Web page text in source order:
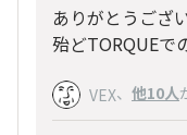
ありがとうござ
殆どTORQUEで
VEX、 他10人